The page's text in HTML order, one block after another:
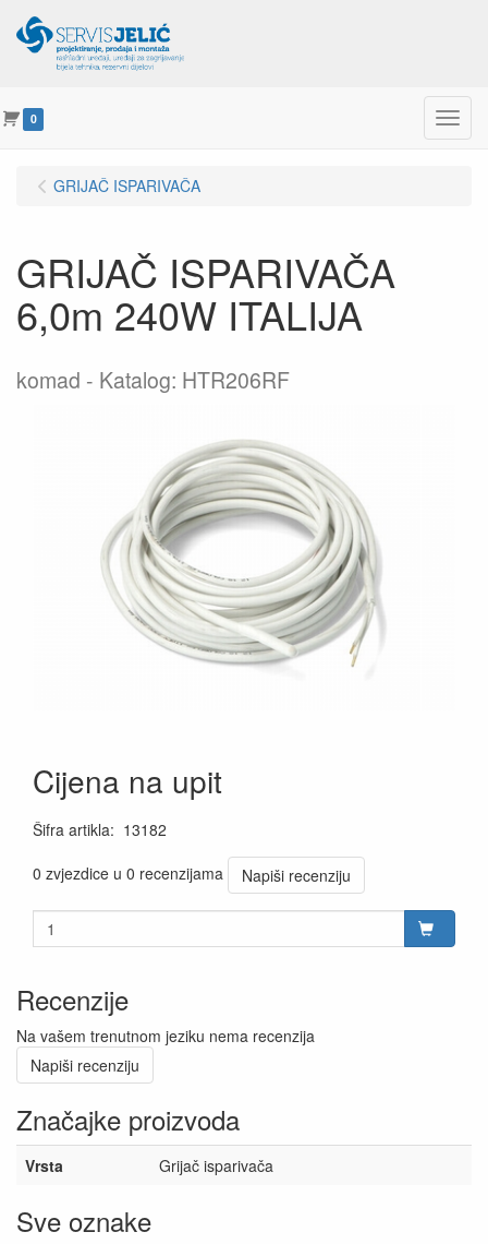
0 Menu
GRIJAČ ISPARIVAČA
GRIJAČ ISPARIVAČA
6,0m 240W ITALIJA
komad Katalog: HTR206RF
Cijena na upit
Šifra artikla: 13182
0 zvjezdice u 0 recenzijama
Napiši recenziju
Recenzije
Na vašem trenutnom jeziku nema recenzija
Napiši recenziju
Značajke proizvoda
Vrsta Grijač isparivača
Sve oznake